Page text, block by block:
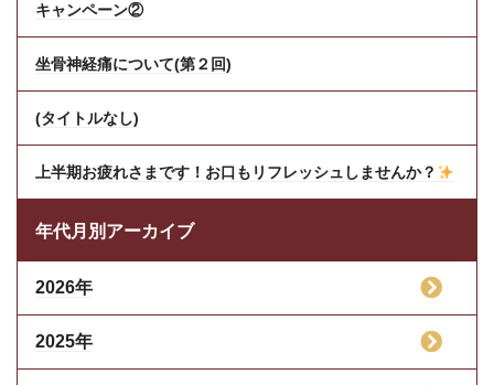
キャンペーン②
坐骨神経痛について(第２回)
(タイトルなし)
上半期お疲れさまです！お口もリフレッシュしませんか？
年代月別アーカイブ
2026年
2025年